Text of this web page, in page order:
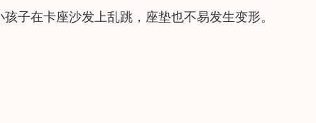
子在卡座沙发上乱跳，座垫也不易发生变形。